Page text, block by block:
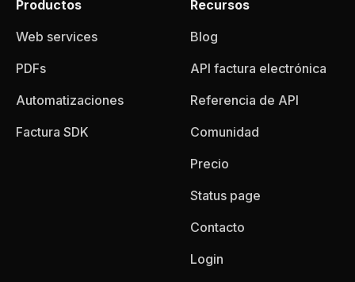
Productos
Web services
PDFs
Automatizaciones
Factura SDK
Recursos
Blog
API factura electrónica
Referencia de API
Comunidad
Precio
Status page
Contacto
Login